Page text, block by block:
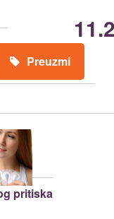
Preuzmi
pritiska